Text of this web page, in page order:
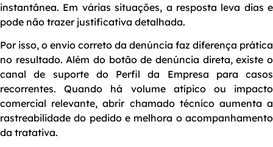
instantânea. Em várias situações, a resposta leva dias e
pode não trazer justificativa detalhada.
Por isso, o envio correto da denúncia faz diferença prática
no resultado. Além do botão de denúncia direta, existe o
canal de suporte do Perfil da Empresa para casos
recorrentes. Quando há volume atípico ou impacto
comercial relevante, abrir chamado técnico aumenta a
rastreabilidade do pedido e melhora o acompanhamento
da tratativa.